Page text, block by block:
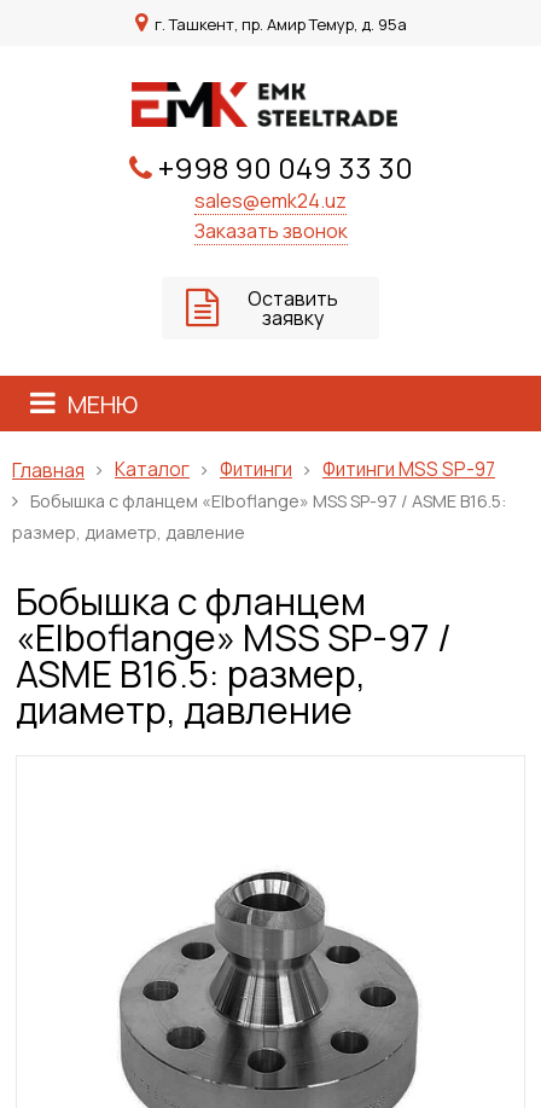
г. Ташкент, пр. Амир Темур, д. 95а
+998 90 049 33 30
sales@emk24.uz
Заказать звонок
Оставить
заявку
МЕНЮ
Главная Каталог Фитинги Фитинги MSS SP-97
Бобышка с фланцем «Elboflange» MSS SP-97 / ASME B16.5:
размер, диаметр, давление
Бобышка с фланцем
«Elboflange» MSS SP-97 /
ASME B16.5: размер,
диаметр, давление